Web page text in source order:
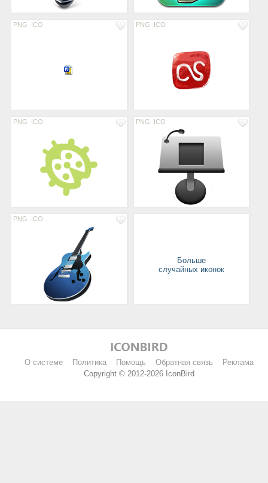
PNG ICO PNG ICO
PNG ICO PNG ICO
PNG ICO
Больше
случайных иконок
О системе Политика Помощь Обратная связь
Реклама
Copyright © 2012-2026 IconBird